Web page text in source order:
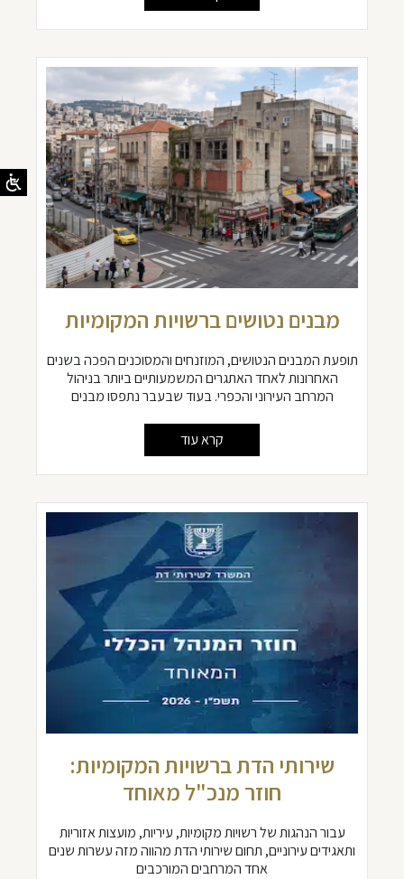
מבנים נטושים ברשויות המקומיות
תופעת המבנים הנטושים, המוזנחים והמסוכנים הפכה בשנים
האחרונות לאחד האתגרים המשמעותיים ביותר בניהול
המרחב העירוני והכפרי. בעוד שבעבר נתפסו מבנים
קרא עוד
שירותי הדת ברשויות המקומיות:
חוזר מנכ"ל מאוחד
עבור הנהגות של רשויות מקומיות, עיריות, מועצות אזוריות
ותאגידים עירוניים, תחום שירותי הדת מהווה מזה עשרות שנים
אחד המרחבים המורכבים